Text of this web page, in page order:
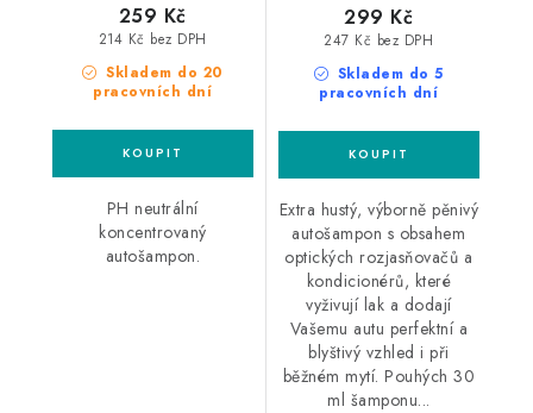
Skladem do 20
pracovních dní
214 Kč bez DPH
259 Kč
PH neutrální
koncentrovaný
autošampon.
Skladem do 5
pracovních dní
247 Kč bez DPH
299 Kč
Extra hustý, výborně pěnivý
autošampon s obsahem
optických rozjasňovačů a
kondicionérů, které
vyživují lak a dodají
Vašemu autu perfektní a
blyštivý vzhled i při
běžném mytí. Pouhých 30
ml šamponu...